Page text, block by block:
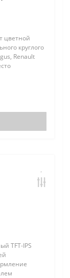
цветной
круглого
Renault
TFT-IPS